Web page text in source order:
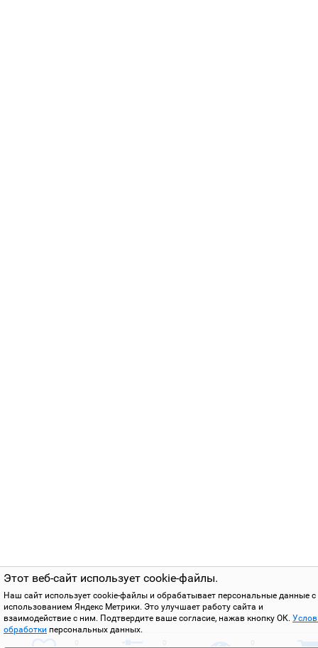
Этот веб-сайт использует cookie-файлы.
Наш сайт использует cookie-файлы и обрабатывает персональные данные с
использованием Яндекс Метрики. Это улучшает работу сайта и
взаимодействие с ним. Подтвердите ваше согласие, нажав кнопку ОК.
обработки персональных данных.